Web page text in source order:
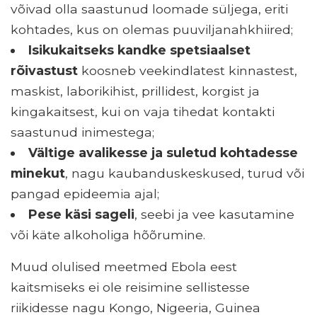
võivad olla saastunud loomade süljega, eriti
kohtades, kus on olemas puuviljanahkhiired;
Isikukaitseks kandke spetsiaalset
rõivastust koosneb veekindlatest kinnastest,
maskist, laborikihist, prillidest, korgist ja
kingakaitsest, kui on vaja tihedat kontakti
saastunud inimestega;
Vältige avalikesse ja suletud kohtadesse
minekut, nagu kaubanduskeskused, turud või
pangad epideemia ajal;
Pese käsi sageli, seebi ja vee kasutamine
või käte alkoholiga hõõrumine.
Muud olulised meetmed Ebola eest
kaitsmiseks ei ole reisimine sellistesse
riikidesse nagu Kongo, Nigeeria, Guinea